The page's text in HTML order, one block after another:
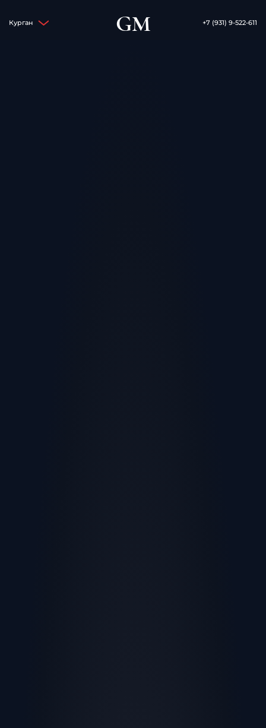
Курган GM +7 (931) 9-522-611